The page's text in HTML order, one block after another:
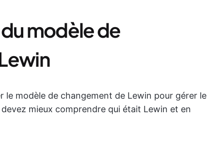
modèle de
le modèle de changement de Lewin pour gérer le
mieux comprendre qui était Lewin et en